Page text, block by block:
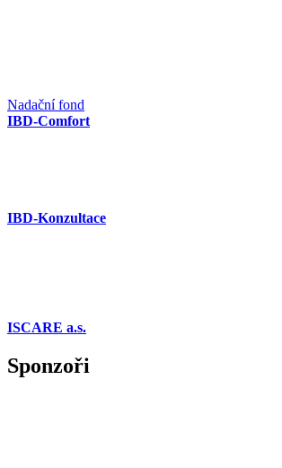
Nadační fond
IBD-Comfort
IBD-Konzultace
ISCARE a.s.
Sponzoři